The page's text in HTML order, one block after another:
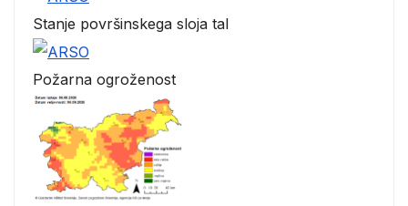
Stanje površinskega sloja tal
Požarna ogroženost